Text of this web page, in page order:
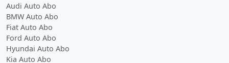
Audi Auto Abo
BMW Auto Abo
Fiat Auto Abo
Ford Auto Abo
Hyundai Auto Abo
Kia Auto Abo